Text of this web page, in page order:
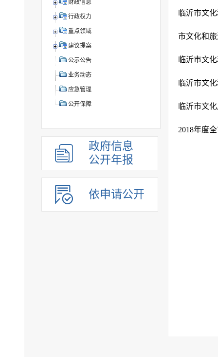
财政信息
行政权力
重点领域
建议提案
公示公告
业务动态
应急管理
公开保障
政府信息
公开年报
依申请公开
临沂市文
市文化和
临沂市文
临沂市文
临沂市文
2018年度